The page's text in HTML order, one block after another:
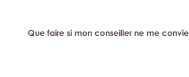
Que faire si mon conseiller ne me